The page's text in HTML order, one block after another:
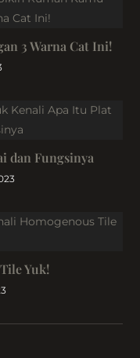
3 Warna Cat Ini!
dan Fungsinya
Yuk!